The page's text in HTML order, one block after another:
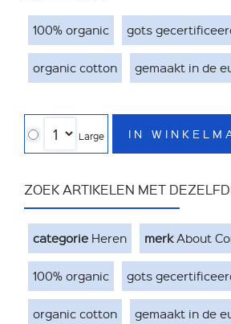
100% organic gots
organic cotton gemaakt in de
Large IN
ZOEK ARTIKELEN MET
categorie Heren merkAbout
100% organic gots
organic cotton gemaakt in de